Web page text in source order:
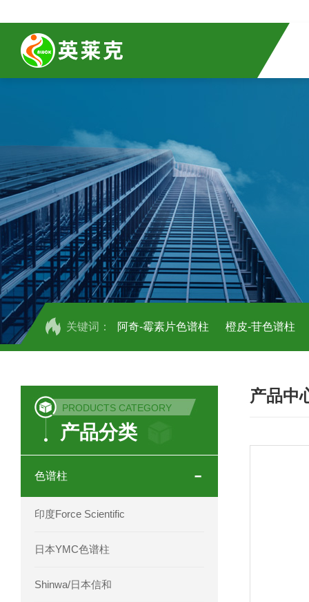
关键词： 阿奇-霉素片色谱柱 橙皮-苷色谱柱
COSMOSIL 1.8PBr五溴苯基色谱柱
菟丝子 柠檬黄色谱柱
印度Force Scientific Rubitas色谱柱
PRODUCTS CATEGORY
产品分类
色谱柱
印度Force Scientific
日本YMC色谱柱
Shinwa/日本信和
产品中